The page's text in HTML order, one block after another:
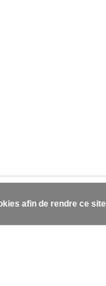
afin de rendre ce